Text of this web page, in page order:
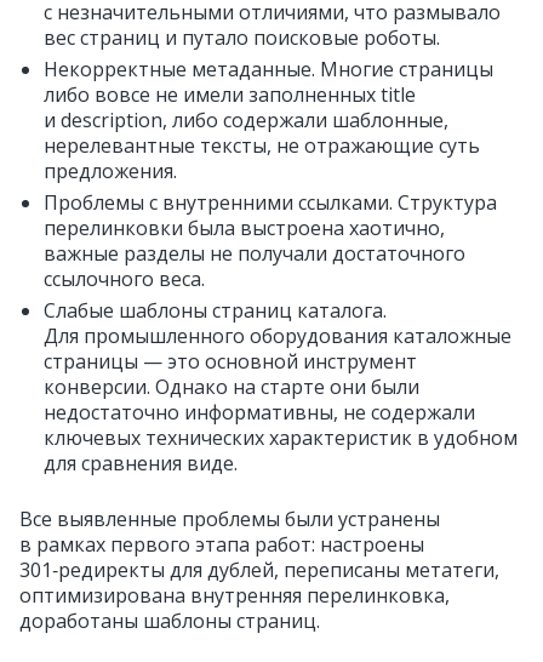
с незначительными отличиями, что размывало
вес страниц и путало поисковые роботы.
Некорректные метаданные. Многие страницы
либо вовсе не имели заполненных title
и description, либо содержали шаблонные,
нерелевантные тексты, не отражающие суть
предложения.
Проблемы с внутренними ссылками. Структура
перелинковки была выстроена хаотично,
важные разделы не получали достаточного
ссылочного веса.
Слабые шаблоны страниц каталога.
Для промышленного оборудования каталожные
страницы — это основной инструмент
конверсии. Однако на старте они были
недостаточно информативны, не содержали
ключевых технических характеристик в удобном
для сравнения виде.
Все выявленные проблемы были устранены
в рамках первого этапа работ: настроены
301‑редиректы для дублей, переписаны метатеги,
оптимизирована внутренняя перелинковка,
доработаны шаблоны страниц.